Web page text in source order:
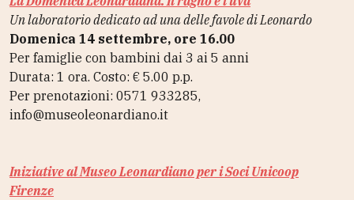
Un laboratorio dedicato ad una delle favole di Leonardo
Domenica 14 settembre, ore 16.00
Per famiglie con bambini dai 3 ai 5 anni
Durata: 1 ora. Costo: € 5.00 p.p.
Per prenotazioni: 0571 933285,
info@museoleonardiano.it
Iniziative al Museo Leonardiano per iSoci Unicoop
Firenze